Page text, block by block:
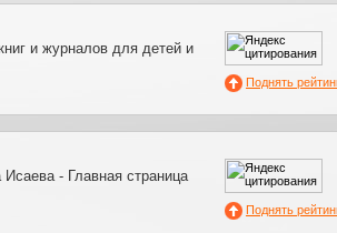
и журналов для детей и
Поднять
- Главная страница
Поднять